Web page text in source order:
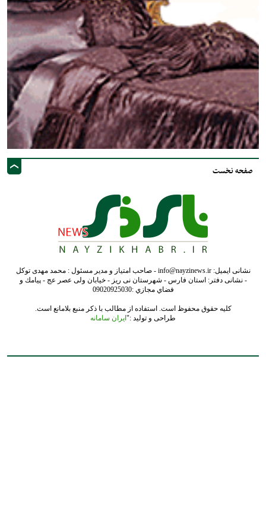
صفحه نخست
نشانی ایمیل: info@nayzinews.ir - صاحب امتیاز و مدیر مسئول : محمد مهدی توکل
- نشانی دفتر: استان فارس - شهرستان نی ریز - خیابان ولی عصر عج - پيامك و
فضاي مجازي :09020925030
کلیه حقوق محفوظ است. استفاده از مطالب با ذکر منبع بلامانع است.
طراحی و تولید :" ایران سامانه